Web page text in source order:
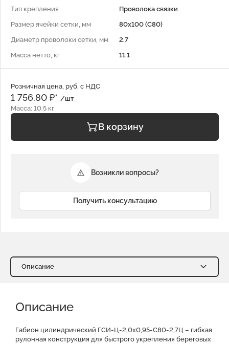
Тип крепления
Проволока связки
Размер ячейки сетки, мм
80x100 (С80)
Диаметр проволоки сетки, мм
2.7
Масса нетто, кг
11.1
Розничная цена, руб. с НДС
1 756.80 ₽* /шт
Масса: 10.5 кг
В корзину
Возникли вопросы?
Получить консультацию
Описание
Доставка и оплата
Преимущества Оставить заявку на КП
Описание
Габион цилиндрический ГСИ-Ц-2,0х0,95-С80-2,7Ц – гибкая
рулонная конструкция для быстрого укрепления береговых